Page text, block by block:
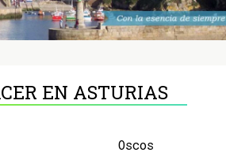
EN ASTURIAS
Oscos